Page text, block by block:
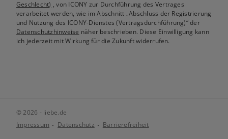
Geschlecht) , von ICONY zur Durchführung des Vertrages
verarbeitet werden, wie im Abschnitt „Abschluss der Registrierung
und Nutzung des ICONY-Dienstes (Vertragsdurchführung)“ der
Datenschutzhinweise näher beschrieben. Diese Einwilligung kann
ich jederzeit mit Wirkung für die Zukunft widerrufen.
© 2026 - liebe.de
Impressum
Datenschutz Barrierefreiheit